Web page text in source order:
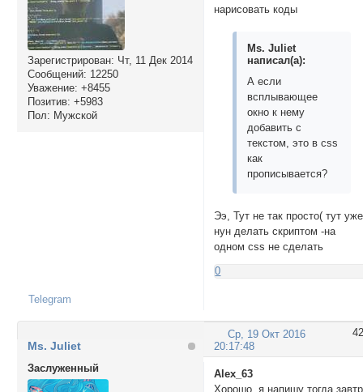
Зарегистрирован: Чт, 11 Дек 2014
Сообщений: 12250
Уважение: +8455
Позитив: +5983
Пол: Мужской
нарисовать коды
Ms. Juliet
написал(а):
А если
всплывающее
окно к нему
добавить с
текстом, это в css
как
прописывается?
Ээ, Тут не так просто( тут уже
нун делать скриптом -на
одном css не сделать
0
Telegram
42
Ср, 19 Окт 2016
20:17:48
Ms. Juliet
Заслуженный
Alex_63
Хорошо, я напишу тогда